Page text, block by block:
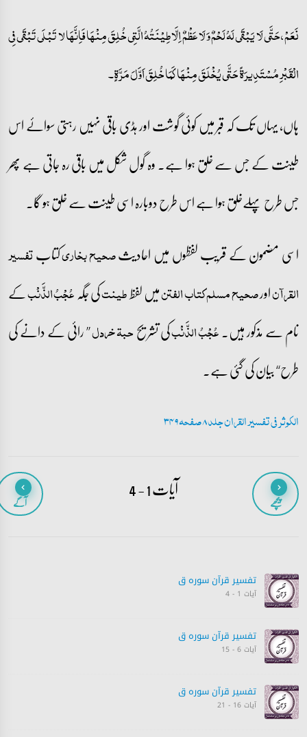
نَعَمْ، حَتَّی لَا یَبْقَی لَہُ لَحْمٌ وَ لَا عَظْمٌ اِلَّاطِیْنَتُہُ الَّتِی خُلِقَ مِنْھَا فَاِنَّھَا لا تَبْلَی تَبْقَی فِی
الْقَبْرِ مُسْتَدِیرَۃً حَتَّی یُخْلَقَ مِنْھَا کَمَا خُلِقَ اَوَّلَ مَرَّۃٍ۔
ہاں، یہاں تک کہ قبر میں کوئی گوشت اور ہڈی باقی نہیں رہتی سوائے اس
طینت کے جس سے خلق ہوا ہے۔ وہ گول شکل میں باقی رہ جاتی ہے پھر
جس طرح پہلےخلق ہوا ہے اس طرح دوبارہ اسی طینت سے خلق ہو گا۔
اسی مضمون کے قریب لفظوں میں احادیثصحیح بخاریکتابتفسیر
القرآناورصحیح مسلم کتاب الفتنمیں لفظطینتکی جگہعُجْبُ الذَّنْبکے
نام سے مذکور ہیں۔عُجْبُ الذَّنْبکی تشریححبۃ خردل’’ رائی کے دانے کی
طرح‘‘ بیان کی گئی ہے۔
الکوثر فی تفسیر القران جلد 8 صفحہ 349
پیچھے آیات 1 - 4 آگے
تفسیر قرآن سورہ ‎ق
آیات 1 - 4
تفسیر قرآن سورہ ‎ق
آیات 6 - 15
تفسیر قرآن سورہ ‎ق
آیات 16 - 21